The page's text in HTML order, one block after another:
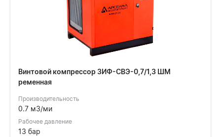
Винтовой компрессор ЗИФ-СВЭ-0,7/1,3 ШМ
ременная
Производительность
0.7 м3/ми
Рабочее давление
13 бар